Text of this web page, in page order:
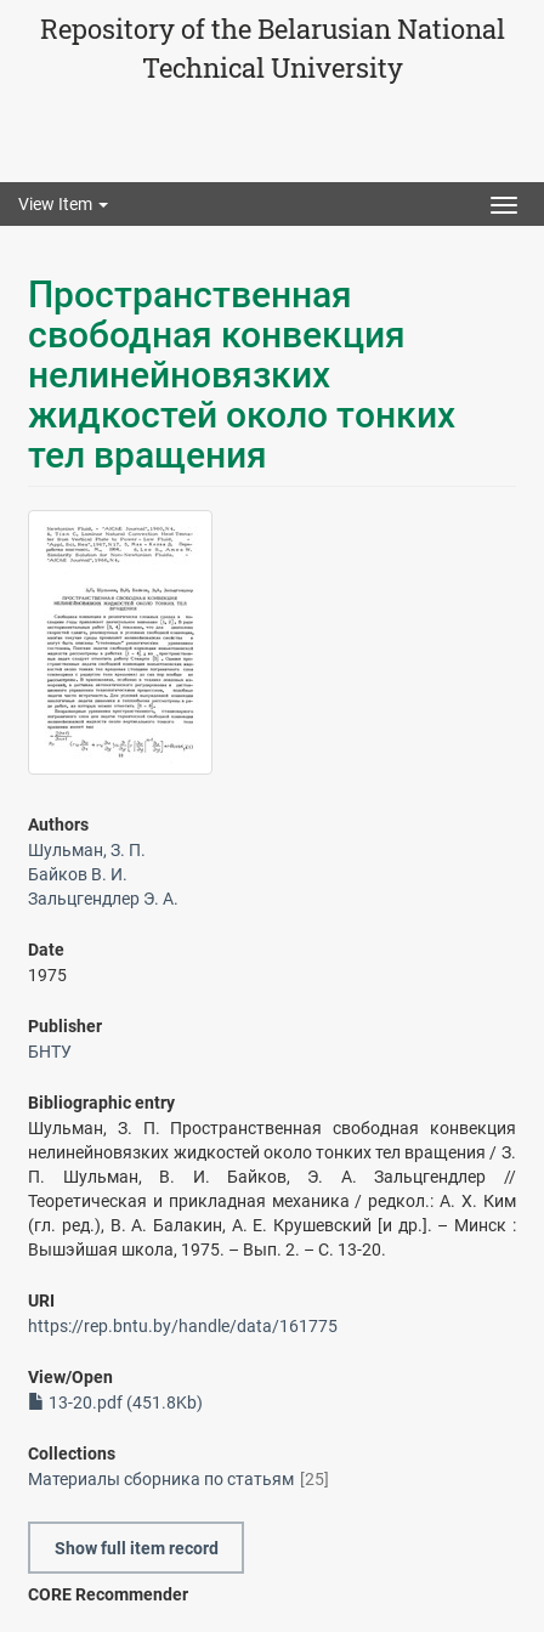
Repository of the Belarusian National
Technical University
View Item
Пространственная
свободная конвекция
нелинейновязких
жидкостей около тонких
тел вращения
Authors
Шульман, З. П.
Байков В. И.
Зальцгендлер Э. А.
Date
1975
Publisher
БНТУ
Bibliographic entry
Шульман, З. П. Пространственная свободная конвекция
нелинейновязких жидкостей около тонких тел вращения / З.
П. Шульман, В. И. Байков, Э. А. Зальцгендлер //
Теоретическая и прикладная механика / редкол.: А. Х. Ким
(гл. ред.), В. А. Балакин, А. Е. Крушевский [и др.]. – Минск :
Вышэйшая школа, 1975. – Вып. 2. – С. 13-20.
URI
https://rep.bntu.by/handle/data/161775
View/Open
13-20.pdf (451.8Kb)
Collections
Материалы сборника по статьям [25]
Show full item record
CORE Recommender